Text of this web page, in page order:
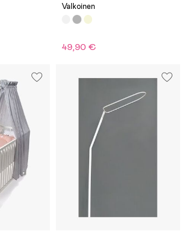
Valkoinen
49,90 €